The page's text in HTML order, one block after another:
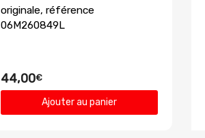
originale, référence
06M260849L
44,00€
Ajouter au panier